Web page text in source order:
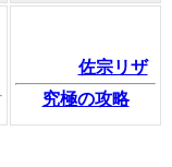
佐宗リザ
究極の攻略